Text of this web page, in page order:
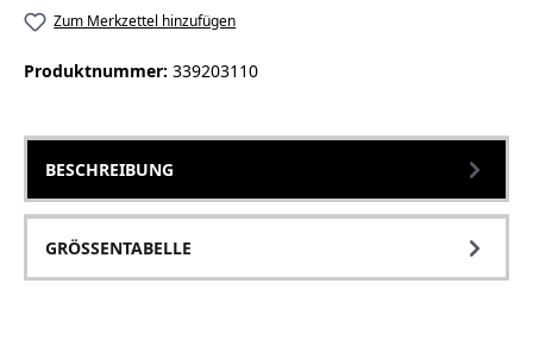
Zum Merkzettel hinzufügen
Produktnummer: 339203110
BESCHREIBUNG
GRÖSSENTABELLE